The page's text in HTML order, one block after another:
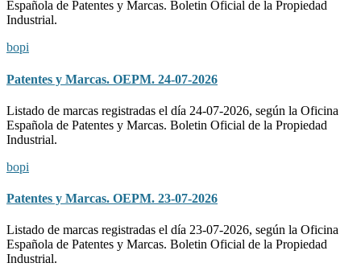
Española de Patentes y Marcas. Boletin Oficial de la Propiedad
Industrial.
bopi
Patentes y Marcas. OEPM. 24-07-2026
Listado de marcas registradas el día 24-07-2026, según la Oficina
Española de Patentes y Marcas. Boletin Oficial de la Propiedad
Industrial.
bopi
Patentes y Marcas. OEPM. 23-07-2026
Listado de marcas registradas el día 23-07-2026, según la Oficina
Española de Patentes y Marcas. Boletin Oficial de la Propiedad
Industrial.